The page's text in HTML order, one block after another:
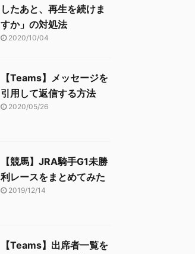
したあと、再生を続けま
すか」の対処法
2020/10/04
【Teams】メッセージを
引用して返信する方法
2020/05/26
【競馬】JRA騎手G1未勝
利レースをまとめてみた
2019/12/14
【Teams】出席者一覧を